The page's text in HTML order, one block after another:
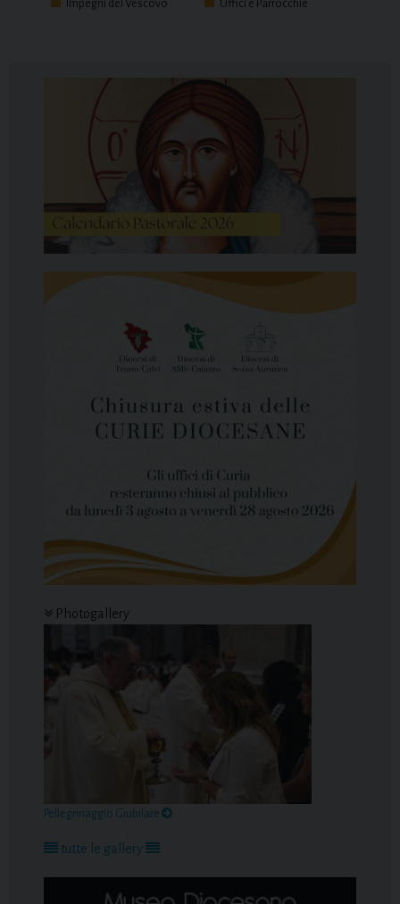
Impegni del Vescovo Uffici e Parrocchie
Photogallery
Pellegrinaggio Giubilare
tutte le gallery